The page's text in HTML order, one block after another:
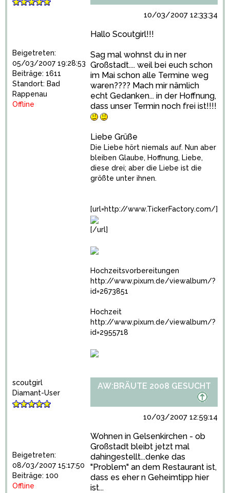
Beigetreten:
05/03/2007 19:28:53
Beiträge: 1611
Standort: Bad
Rappenau
Offline
10/03/2007 12:33:34
Hallo Scoutgirl!!!
Sag mal wohnst du in ner
Großstadt.... weil bei euch schon
im Mai schon alle Termine weg
waren???? Mach mir nämlich
echt Gedanken... in der Hoffnung,
dass unser Termin noch frei ist!!!!
Liebe Grüße
Die Liebe hört niemals auf. Nun aber
bleiben Glaube, Hoffnung, Liebe,
diese drei; aber die Liebe ist die
größte unter ihnen.
[url=http://www.TickerFactory.com/]
[/url]
Hochzeitsvorbereitungen
http://www.pixum.de/viewalbum/?
id=2673851
Hochzeit
http://www.pixum.de/viewalbum/?
id=2955718
scoutgirl
Diamant-User
Beigetreten:
08/03/2007 15:17:50
Beiträge: 100
Offline
AW:BRÄUTE 2008 GESUCHT
10/03/2007 12:59:14
Wohnen in Gelsenkirchen - ob
Großstadt bleibt jetzt mal
dahingestellt...denke das
"Problem" an dem Restaurant ist,
dass es eher n Geheimtipp hier
ist...